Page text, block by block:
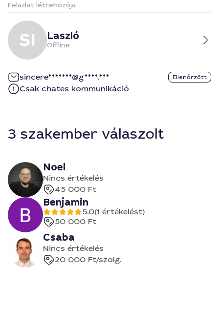
Feladat létrehozója
Laszló
Offline
sincere*******@g****.*** Ellenőrzött
Csak chates kommunikáció
3 szakember válaszolt
Noel
Nincs értékelés
45 000 Ft
Benjamin
5.0(1 értékelést)
50 000 Ft
Csaba
Nincs értékelés
20 000 Ft/szolg.